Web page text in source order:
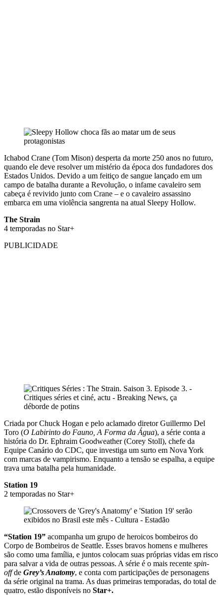
Ichabod Crane (Tom Mison) desperta da morte 250 anos no futuro,
quando ele deve resolver um mistério da época dos fundadores dos
Estados Unidos. Devido a um feitiço de sangue lançado em um
campo de batalha durante a Revolução, o infame cavaleiro sem
cabeça é revivido junto com Crane – e o cavaleiro assassino
embarca em uma violência sangrenta na atual Sleepy Hollow.
The Strain
4 temporadas no Star+
PUBLICIDADE
Criada por Chuck Hogan e pelo aclamado diretor Guillermo Del
Toro (O Labirinto do Fauno, A Forma da Água), a série conta a
história do Dr. Ephraim Goodweather (Corey Stoll), chefe da
Equipe Canário do CDC, que investiga um surto em Nova York
com marcas de vampirismo. Enquanto a tensão se espalha, a equipe
trava uma batalha pela humanidade.
Station 19
2 temporadas no Star+
“Station 19” acompanha um grupo de heroicos bombeiros do
Corpo de Bombeiros de Seattle. Esses bravos homens e mulheres
são como uma família, e juntos colocam suas próprias vidas em risco
para salvar a vida de outras pessoas. A série é o mais recente spin-
offde Grey’s Anatomy, e conta com participações de personagens
da série original na trama. As duas primeiras temporadas, do total de
quatro, estão disponíveis no Star+.